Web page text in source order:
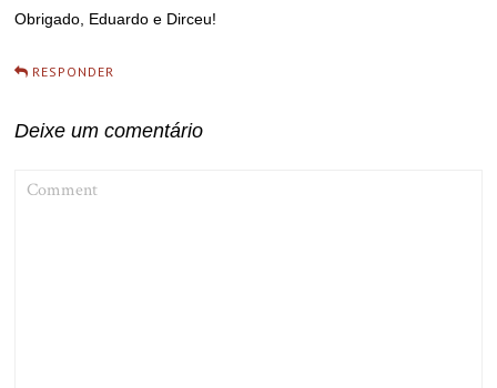
Obrigado, Eduardo e Dirceu!
RESPONDER
Deixe um comentário